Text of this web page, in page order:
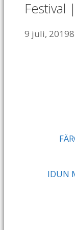
Festival
9 juli, 2019
IDUN